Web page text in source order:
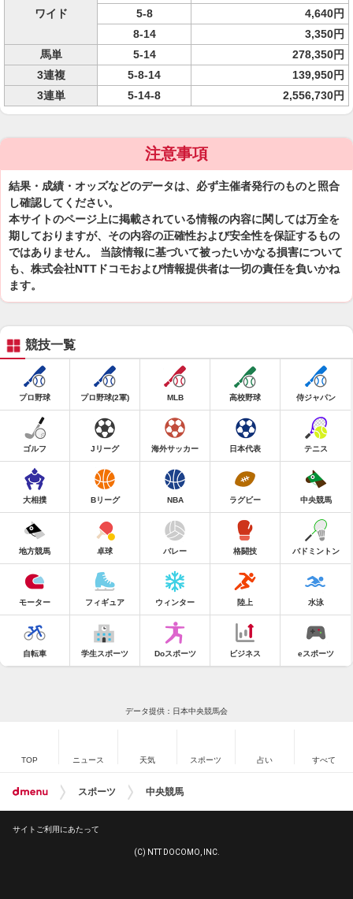
ワイド
5-8
4,640円
8-14
3,350円
馬単
5-14
278,350円
3連複
5-8-14
139,950円
3連単
5-14-8 2,556,730円
注意事項
結果・成績・オッズなどのデータは、必ず主催者発行のものと照合
し確認してください。
本サイトのページ上に掲載されている情報の内容に関しては万全を
期しておりますが、その内容の正確性および安全性を保証するもの
ではありません。 当該情報に基づいて被ったいかなる損害について
も、株式会社NTTドコモおよび情報提供者は一切の責任を負いかね
ます。
競技一覧
プロ野球 プロ野球(2軍) MLB 高校野球 侍ジャパン
ゴルフ Jリーグ 海外サッカー 日本代表 テニス
大相撲 Bリーグ NBA ラグビー 中央競馬
地方競馬 卓球 バレー 格闘技 バドミントン
モーター フィギュア ウィンター 陸上 水泳
自転車 学生スポーツ Doスポーツ ビジネス eスポーツ
データ提供：日本中央競馬会
TOP ニュース 天気 スポーツ 占い すべて
スポーツ 中央競馬
サイトご利用にあたって
(C) NTT DOCOMO, INC.